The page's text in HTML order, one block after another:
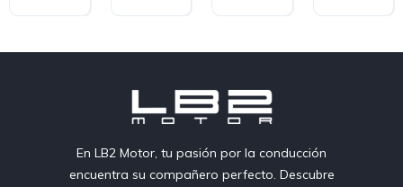
En LB2 Motor, tu pasión por la conducción
encuentra su compañero perfecto. Descubre